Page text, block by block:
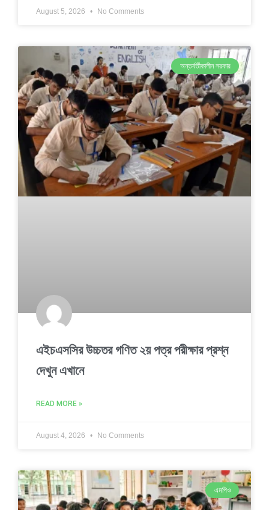
August 5, 2026 No Comments
অন্তর্বর্তীকালীন সরকার
এইচএসসির উচ্চতর গণিত ২য় পত্র পরীক্ষার প্রশ্ন
দেখুন এখানে
READ MORE »
August 4, 2026 No Comments
এমপিও